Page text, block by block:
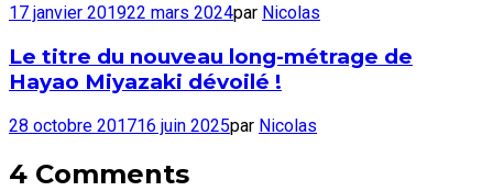
17 janvier 201922 mars 2024par Nicolas
Le titre du nouveau long-métrage de
Hayao Miyazaki dévoilé !
28 octobre 201716 juin 2025par Nicolas
4 Comments